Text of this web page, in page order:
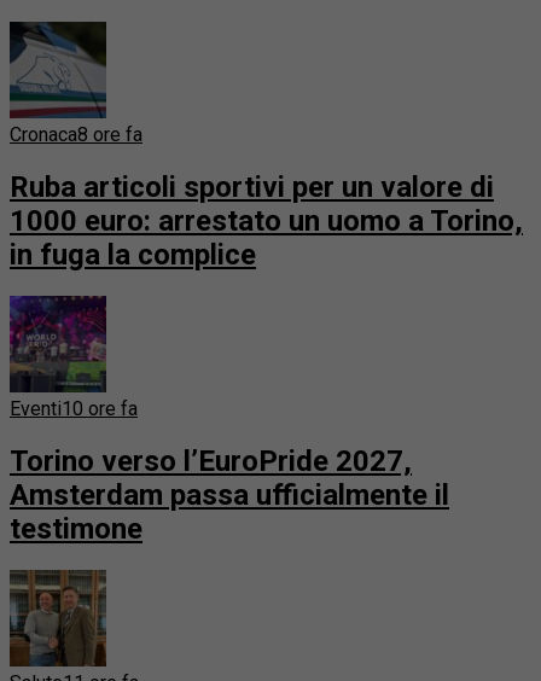
Cronaca8 ore fa
Ruba articoli sportivi per un valore di
1000 euro: arrestato un uomo a Torino,
in fuga la complice
Eventi10 ore fa
Torino verso l’EuroPride 2027,
Amsterdam passa ufficialmente il
testimone